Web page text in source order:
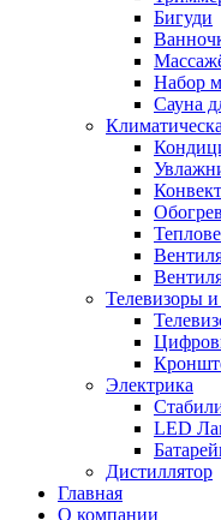
Бигуди
Набор
Сауна
Телевизоры
Электрика
LED
Дистиллятор
Главная
О компании